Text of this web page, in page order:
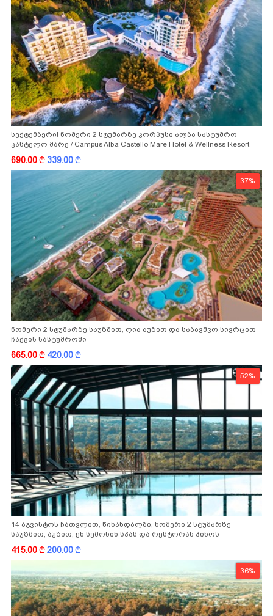
სექტემბერი! ნომერი 2 სტუმარზე კორპუსი ალბა სასტუმრო
კასტელო მარე / Campus Alba Castello Mare Hotel & Wellness Resort
690.00k 339.00k
37%
ნომერი 2 სტუმარზე საუზმით, ღია აუზით და საბავშვო სივრცით
ჩაქვის სასტუმროში
665.00k 420.00k
52%
14 აგვისტოს ჩათვლით, წინანდალში, ნომერი 2 სტუმარზე
საუზმით, აუზით, ენ სემონინ სპას და რესტორან პინოს
ფასდაკლებით
415.00k200.00k
36%